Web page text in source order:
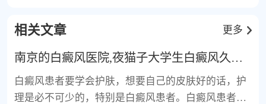
相关文章 更多
南京的白癜风医院,夜猫子大学生白癜风久治不
白癜风患者要学会护肤，想要自己的皮肤好的话，护
理是必不可少的，特别是白癜风患者。白癜风患者需